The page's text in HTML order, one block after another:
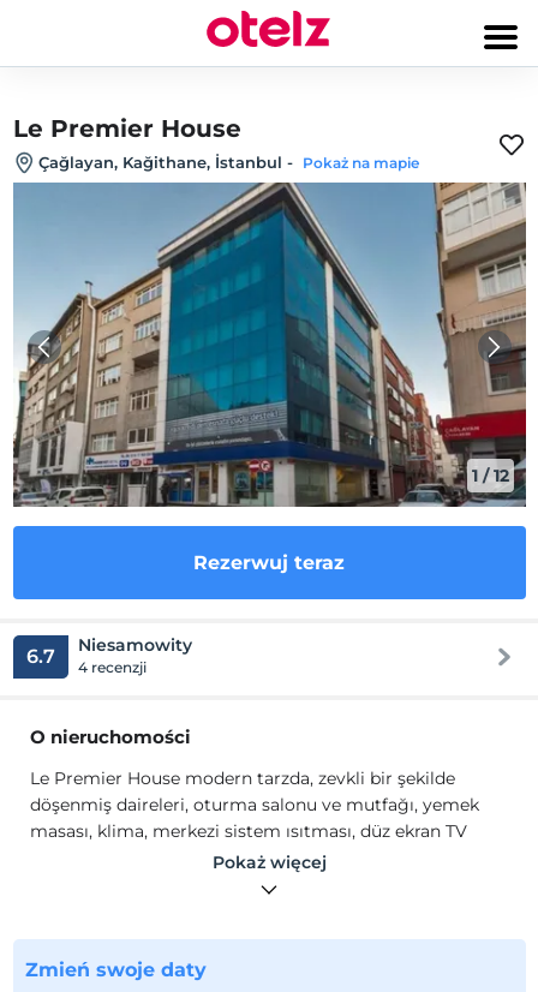
Le Premier House
Çağlayan, Kağithane, İstanbul - Pokaż na mapie
1 /12
Rezerwuj teraz
6.7 Niesamowity
4 recenzji
O nieruchomości
Le Premier House modern tarzda, zevkli bir şekilde
döşenmiş daireleri, oturma salonu ve mutfağı, yemek
masası, klima, merkezi sistem ısıtması, düz ekran TV
çalışma masası, elektronik emanet kasası ve jakuzili
ücretsiz banyo malzemeleri içeren modern bir banyo
“İstanbulda’ki eviniz” sloganı ile yola çıktığımız ilkemizi,
sizlere her geçen gün hissettirebilmenin arzusundayız.
Pokaż więcej
Zmień swoje daty